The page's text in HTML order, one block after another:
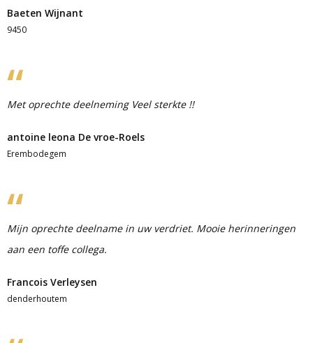
Baeten Wijnant
9450
Met oprechte deelneming Veel sterkte !!
antoine leona De vroe-Roels
Erembodegem
Mijn oprechte deelname in uw verdriet. Mooie herinneringen
aan een toffe collega.
Francois Verleysen
denderhoutem